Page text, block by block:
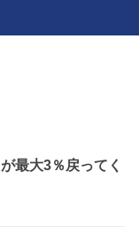
最大3％戻ってく